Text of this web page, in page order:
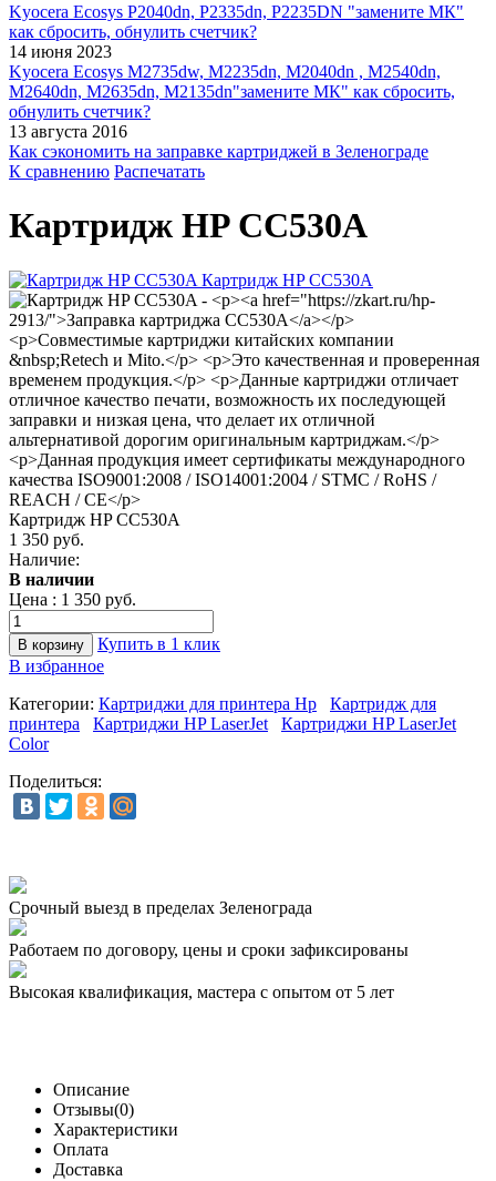
Kyocera Ecosys P2040dn, P2335dn, P2235DN "замените МК"
как сбросить, обнулить счетчик?
14 июня 2023
Kyocera Ecosys M2735dw, M2235dn, M2040dn , M2540dn,
M2640dn, M2635dn, M2135dn"замените МК" как сбросить,
обнулить счетчик?
13 августа 2016
Как сэкономить на заправке картриджей в Зеленограде
К сравнению Распечатать
Картридж HP CC530A
Картридж HP CC530A
1 350 руб.
Наличие:
В наличии
Цена : 1 350 руб.
Купить в 1 клик
В избранное
Категории: Картриджи для принтера Hp
Картридж для
принтера
Картриджи HP LaserJet
Картриджи HP LaserJet
Color
Поделиться:
Срочный выезд в пределах Зеленограда
Работаем по договору, цены и сроки зафиксированы
Высокая квалификация, мастера с опытом от 5 лет
Описание
Отзывы(0)
Характеристики
Оплата
Доставка